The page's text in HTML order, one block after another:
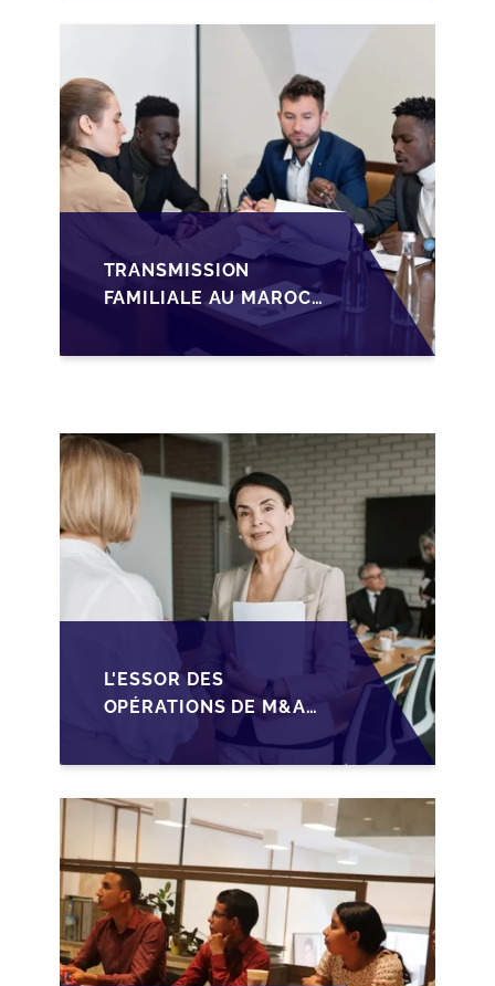
TRANSMISSION
FAMILIALE AU MAROC :
ANTICIPER LA
GOUVERNANCE POUR
L'ESSOR DES
OPÉRATIONS DE M&A
MID-MARKET AU
MAROC EN 2026 :
DÉFIS POUR LES PME